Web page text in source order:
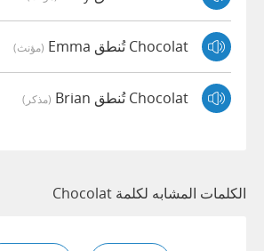
Chocolat تُنطق Emma (مؤنث)
Chocolat تُنطق Brian (مذكر)
الكلمات المشابه لكلمة Chocolat